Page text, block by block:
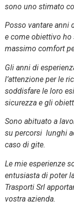
sono uno stimato
Posso vantare anni
e come obiettivo ho
massimo comfort
Gli anni di
l’attenzione per le
soddisfare le loro
sicurezza e gli
Sono abituato a
su percorsi lunghi
caso di gite.
Le mie esperienze
entusiasta di poter
Trasporti Srl
vostra azienda.